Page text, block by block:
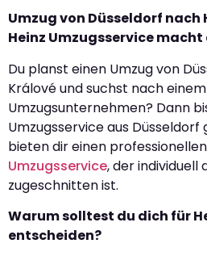
Umzug von Düsseldorf nach
Heinz Umzugsservice
Du planst einen Umzug von
Králové und suchst nach
Umzugsunternehmen? Dann
Umzugsservice aus
bieten dir einen
Umzugsservice, der individuell
zugeschnitten ist.
Warum solltest du dich für
entscheiden?